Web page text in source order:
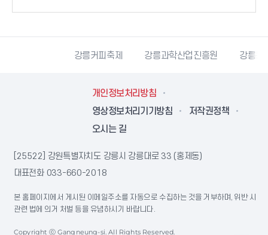
강릉커피축제 강릉과학산업진흥원 강릉문
개인정보처리방침
영상정보처리기기방침
저작권정책
오시는 길
[25522] 강원특별자치도 강릉시 강릉대로 33 (홍제동)
대표전화 033-660-2018
본 홈페이지에서 게시된 이메일주소를 자동으로 수집하는 것을 거부하며, 위반 시
관련 법에 의거 처벌 등을 유념하시기 바랍니다.
Copyright ⓒ Gangneung-si. All Rights Reserved.